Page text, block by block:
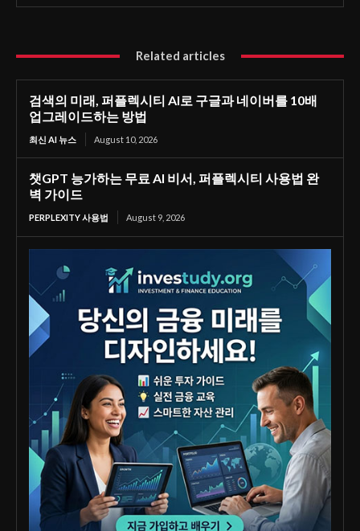
Related articles
검색의 미래, 퍼플렉시티 AI로 구글과 네이버를 10배
업그레이드하는 방법
최신 AI 뉴스 August 10, 2026
챗GPT 능가하는 무료 AI 비서, 퍼플렉시티 사용법 완
벽 가이드
PERPLEXITY 사용법 August 9, 2026